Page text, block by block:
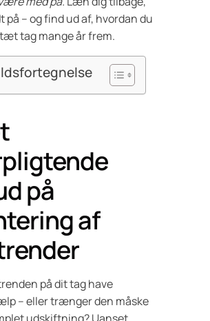
på – og find ud af, hvordan du
tag mange år frem.
på
af
på dit tag have
– eller trænger den måske